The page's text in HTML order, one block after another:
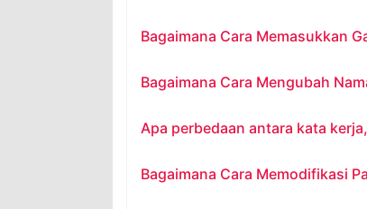
Bagaimana Cara Memasukkan
Bagaimana Cara Mengubah
Apa perbedaan antara kata
Bagaimana Cara Memodifikasi